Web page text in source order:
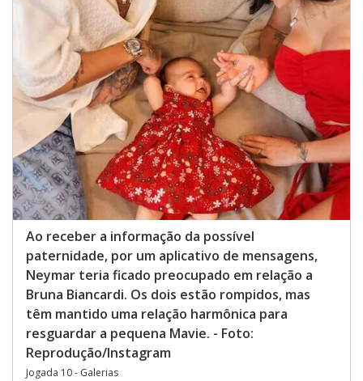
Ao receber a informação da possível
paternidade, por um aplicativo de mensagens,
Neymar teria ficado preocupado em relação a
Bruna Biancardi. Os dois estão rompidos, mas
têm mantido uma relação harmônica para
resguardar a pequena Mavie. - Foto:
Reprodução/Instagram
Jogada 10 - Galerias